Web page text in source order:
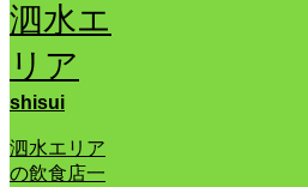
泗水エ
リア
shisui
泗水エリア
の飲食店一